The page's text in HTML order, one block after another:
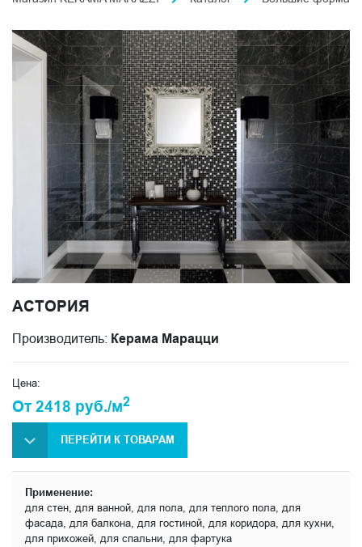
АСТОРИЯ
Производитель: Керама Марацци
Цена:
От 2418 руб./м2
ПЕРЕЙТИ К ТОВАРАМ
Применение:
для стен, для ванной, для пола, для теплого пола, для
фасада, для балкона, для гостиной, для коридора, для кухни,
для прихожей, для спальни, для фартука